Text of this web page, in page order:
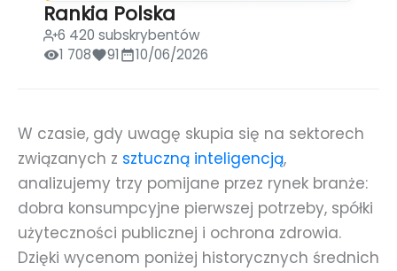
Rankia Polska
6 420 subskrybentów
1 708
91 10/06/2026
W czasie, gdy uwagę skupia się na sektorech
związanych z sztuczną inteligencją,
analizujemy trzy pomijane przez rynek branże:
dobra konsumpcyjne pierwszej potrzeby, spółki
użyteczności publicznej i ochrona zdrowia.
Dzięki wycenom poniżej historycznych średnich